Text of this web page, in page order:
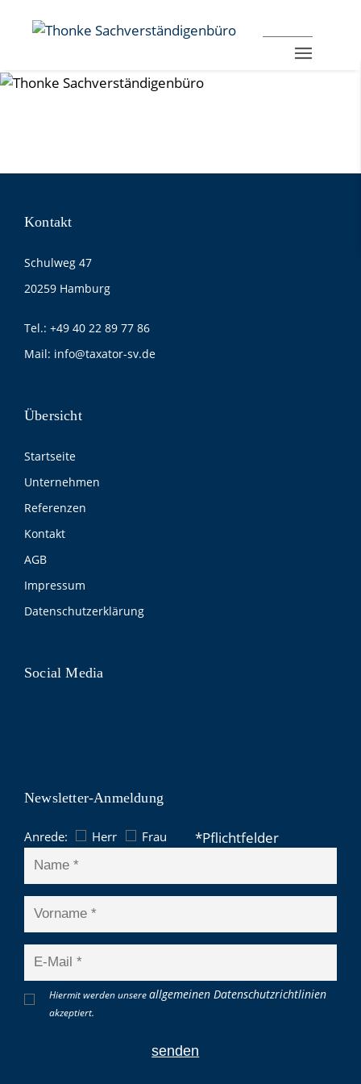
Kontakt
Schulweg 47
20259 Hamburg
Tel.: +49 40 22 89 77 86
Mail: info@taxator-sv.de
Übersicht
Startseite
Unternehmen
Referenzen
Kontakt
AGB
Impressum
Datenschutzerklärung
Social Media
Newsletter-Anmeldung
Anrede: Herr Frau
Hiermit werden unsereallgemeinen Datenschutzrichtlinien
akzeptiert.